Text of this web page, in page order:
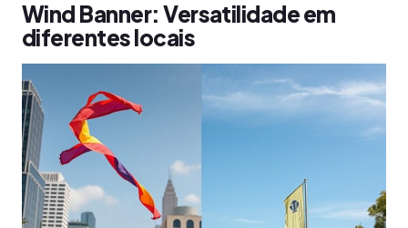
Wind Banner: Versatilidade em
diferentes locais